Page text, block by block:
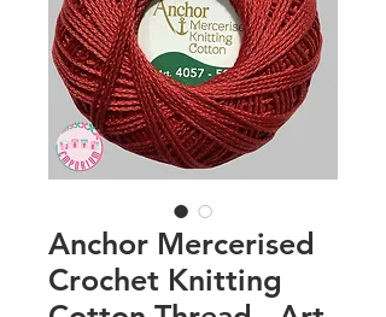
Anchor Mercerised
Crochet Knitting